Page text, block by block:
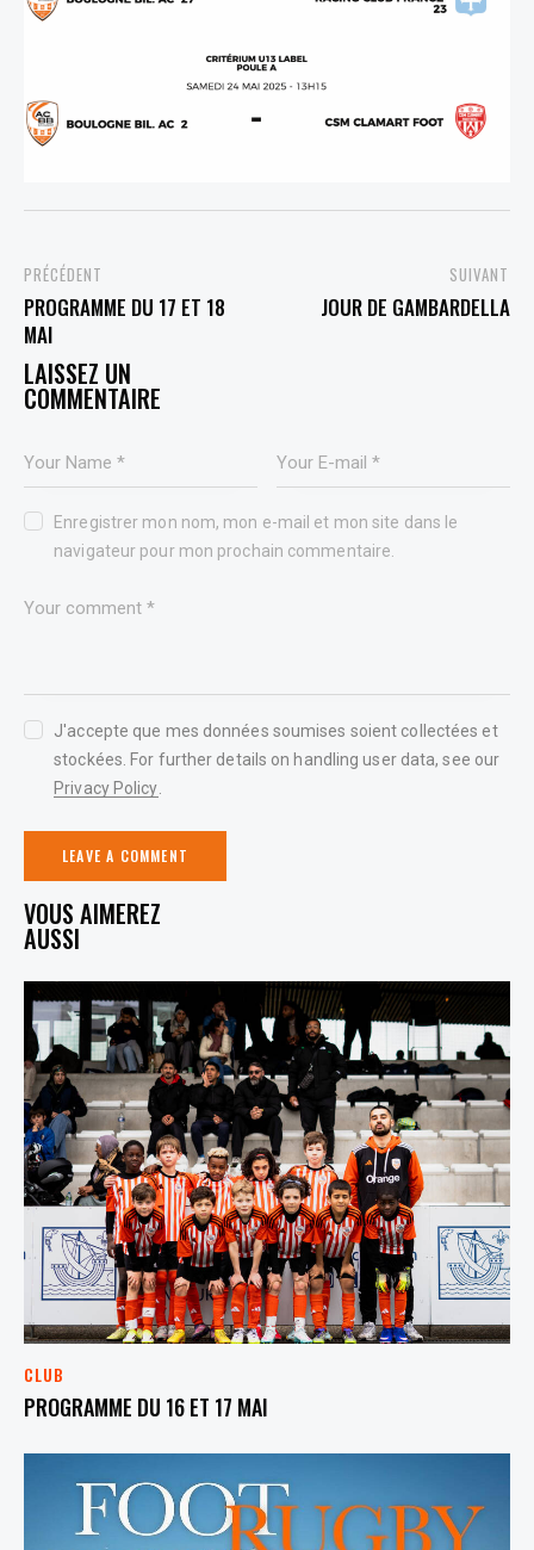
PREVIOUS
PROGRAMME DU 17 ET 18
MAI
NEXT
JOUR DE GAMBARDELLA
LEAVE A COMMENT
Enregistrer mon nom, mon e-mail et mon site dans le
navigateur pour mon prochain commentaire.
J'accepte que mes données soumises soient collectées et
stockées. For further details on handling user data, see our
Privacy Policy
YOU MAY ALSO LIKE
CLUB
PROGRAMME DU 16 ET 17 MAI